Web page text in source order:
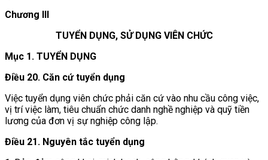
Chương III
TUYỂN DỤNG, SỬ DỤNG VIÊN CHỨC
Mục 1. TUYỂN DỤNG
Điều 20. Căn cứ tuyển dụng
Việc tuyển dụng viên chức phải căn cứ vào nhu cầu công việc,
vị trí việc làm, tiêu chuẩn chức danh nghề nghiệp và quỹ tiền
lương của đơn vị sự nghiệp công lập.
Điều 21. Nguyên tắc tuyển dụng